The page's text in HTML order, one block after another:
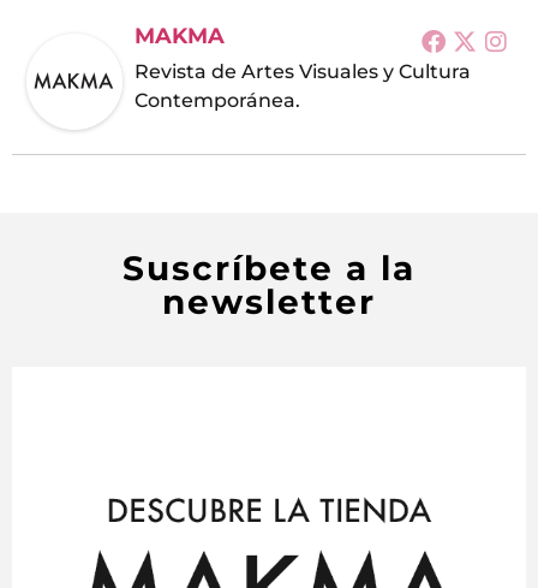
MAKMA
Revista de Artes Visuales y Cultura
Contemporánea.
Suscríbete a la
newsletter